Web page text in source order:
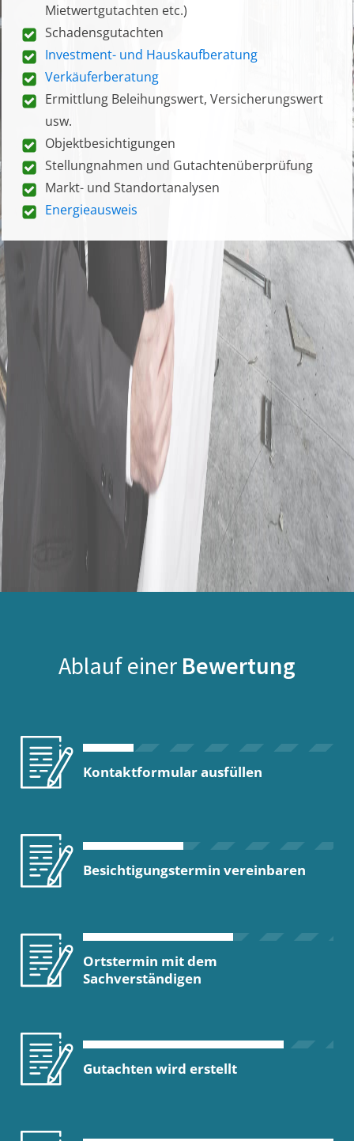
Mietwertgutachten etc.)
Schadensgutachten
Investment- und Hauskaufberatung
Verkäuferberatung
Ermittlung Beleihungswert, Versicherungswert
usw.
Objektbesichtigungen
Stellungnahmen und Gutachtenüberprüfung
Markt- und Standortanalysen
Energieausweis
Ablauf einer Bewertung
Kontaktformular ausfüllen
Besichtigungstermin vereinbaren
Ortstermin mit dem
Sachverständigen
Gutachten wird erstellt